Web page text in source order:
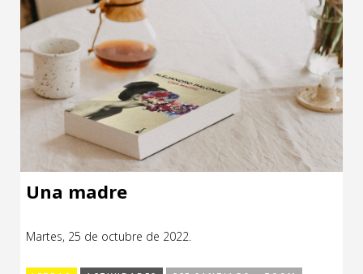
Una madre
Martes, 25 de octubre de 2022.